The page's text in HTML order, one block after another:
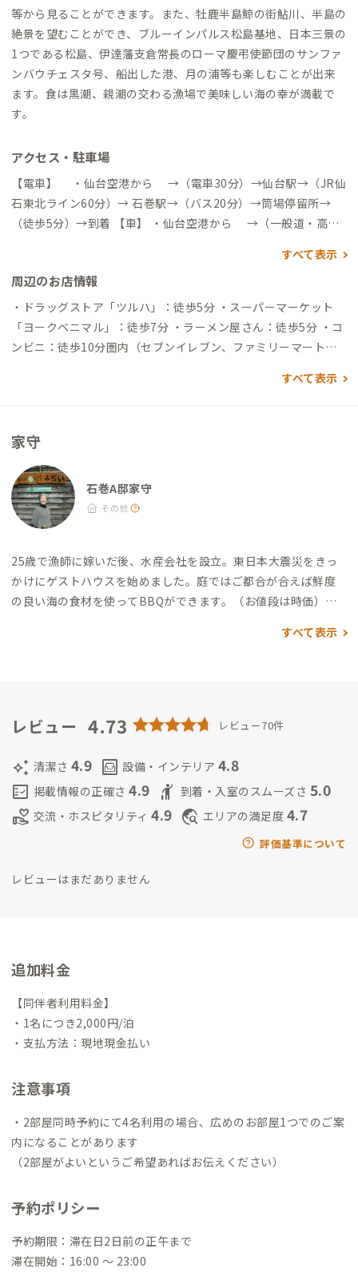
等から見ることができます。また、牡鹿半島鯨の街鮎川、半島の
絶景を望むことができ、ブルーインパルス松島基地、日本三景の
1つである松島、伊達藩支倉常長のローマ慶弔使節団のサンファ
ンバウチェスタ号、船出した港、月の浦等も楽しむことが出来
ます。食は黒潮、親潮の交わる漁場で美味しい海の幸が満載で
す。
アクセス・駐車場
【電車】 ・仙台空港から →（電車30分）→仙台駅→（JR仙
石東北ライン60分）→ 石巻駅→（バス20分）→筒場停留所→
（徒歩5分）→到着 【車】 ・仙台空港から →（一般道・高速
タカーやニッポンレンタカーなど、レンタカー会社が各社ありま
す。お車での移動を検討されている方は参考にしてください。
すべて表示
周辺のお店情報
・ドラッグストア「ツルハ」：徒歩5分 ・スーパーマーケット
「ヨークベニマル」：徒歩7分 ・ラーメン屋さん：徒歩5分 ・コ
ンビニ：徒歩10分圏内（セブンイレブン、ファミリーマート、
すべて表示
家守
石巻A邸家守
その他
25歳で漁師に嫁いだ後、水産会社を設立。 東日本大震災をきっ
かけにゲストハウスを始めました。 庭ではご都合が合えば鮮度
の良い海の食材を使ってBBQができます。（お値段は時価） 釣
は歩いて海に行け、山が見え、食が美味しい自然豊かなとてもよ
トハウスみらいについて ▼2011年3月11日に東日本大震災が起
まで、日本中、また、世界中から復旧・復興・取材・研究に関わ
る方々のご協力を得て、石巻は一歩ずつ、元のふるさと、その先
へと前を向いて進んでおります。中でも、個人ボランティア、大
学の研究者の方々向けの施設として、ご利用いただける場を提供
したいと思い至りました。震災・津波により被災したこの地域
て進めるように「みらい」と名前を付けました。
すべて表示
レビュー 4.73 レビュー70件
auto_awesome 清潔さ 4.9 living 設備・インテリア 4.8
fact_check 掲載情報の正確さ 4.9 hail 到着・入室のスムーズさ 5.0
volunteer_activism 交流・ホスピタリティ 4.9 travel_explore エリアの満足度 4.7
評価基準について
レビューはまだありません
追加料金
【同伴者利用料金】
・1名につき2,000円/泊
・支払方法：現地現金払い
注意事項
・2部屋同時予約にて4名利用の場合、広めのお部屋1つでのご案
内になることがあります
（2部屋がよいというご希望あればお伝えください）
予約ポリシー
予約期限：滞在日2日前の正午まで
滞在開始：16:00 〜 23:00